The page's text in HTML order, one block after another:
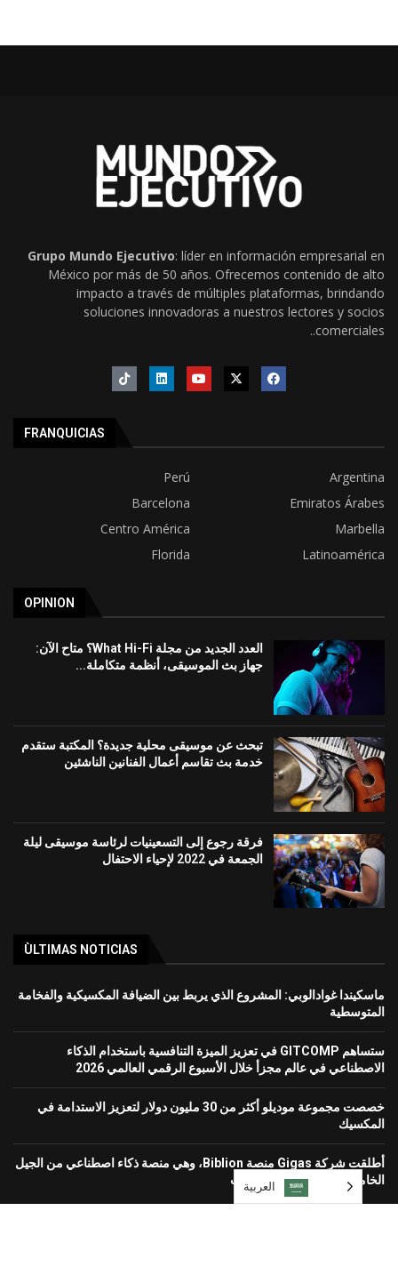
Grupo Mundo Ejecutivo: líder en información empresarial en
México por más de 50 años. Ofrecemos contenido de alto
impacto a través de múltiples plataformas, brindando
soluciones innovadoras a nuestros lectores y socios
comerciales..
FRANQUICIAS
Argentina
Perú
Emiratos Árabes
Barcelona
Marbella
Centro América
Latinoamérica
Florida
OPINION
العدد الجديد من مجلة What Hi-Fi؟ متاح الآن:
جهاز بث الموسيقى، أنظمة متكاملة...
تبحث عن موسيقى محلية جديدة؟ المكتبة ستقدم
خدمة بث تقاسم أعمال الفنانين الناشئين
فرقة رجوع إلى التسعينيات لرئاسة موسيقى ليلة
الجمعة في 2022 لإحياء الاحتفال
ÙLTIMAS NOTICIAS
ماسكيندا غوادالوبي: المشروع الذي يربط بين الضيافة المكسيكية والفخامة
المتوسطية
ستساهم GITCOMP في تعزيز الميزة التنافسية باستخدام الذكاء
الاصطناعي في عالم مجزأ خلال الأسبوع الرقمي العالمي 2026
خصصت مجموعة موديلو أكثر من 30 مليون دولار لتعزيز الاستدامة في
المكسيك
أطلقت شركة Gigas منصة Biblion، وهي منصة ذكاء اصطناعي من الجيل
الخامس لحماية بيئات الشركات
العربية‏